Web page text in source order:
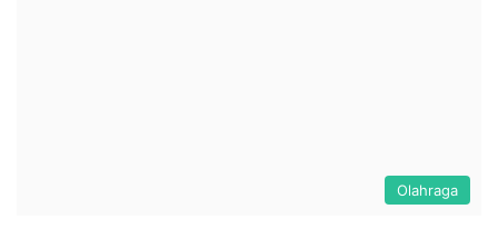
Olahraga